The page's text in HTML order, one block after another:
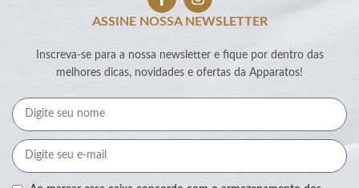
ASSINE NOSSA NEWSLETTER
Inscreva-se para a nossa newsletter e fique por dentro das
melhores dicas, novidades e ofertas da Apparatos!